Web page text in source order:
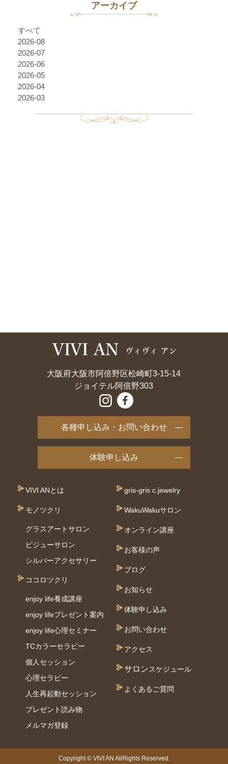
アーカイブ
すべて
2026-08
2026-07
2026-06
2026-05
2026-04
2026-03
大阪府大阪市阿倍野区松崎町3-15-14
ジョイテル阿倍野303
各種申し込み・お問い合わせ
体験申し込み
VIVI ANとは
モノツクリ
グラスアートサロン
ビジューサロン
シルバーアクセサリー
ココロツクリ
enjoy life養成講座
enjoy lifeプレゼント案内
enjoy life心理セミナー
TCカラーセラピー
個⼈セッション
⼼理セラピー
人生再起動セッション
プレゼント読み物
メルマガ登録
gris-gris c.jewelry
WakuWakuサロン
オンライン講座
お客様の声
ブログ
お知らせ
体験申し込み
お問い合わせ
アクセス
サロンスケジュール
よくあるご質問
Copyright © VIVI AN AllRights Reserved.